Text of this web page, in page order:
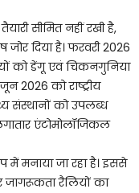
सीमित नहीं रखी है,
दिया है। फरवरी 2026
को डेंगू एवं चिकनगुनिया
2026 को राष्ट्रीय
संस्थानों को उपलब्ध
एंटोमोलॉजिकल
में मनाया जा रहा है। इससे
जागरूकता रैलियों का